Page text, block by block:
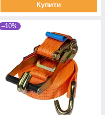
Купити
–10%